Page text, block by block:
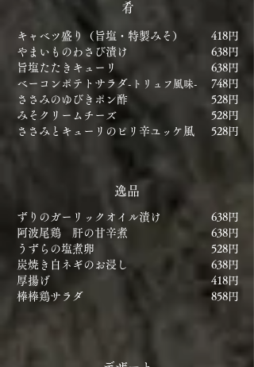
肴
キャベツ盛り（旨塩・特製みそ）
やまいものわさび漬け
旨塩たたきキューリ
ベーコンポテトサラダ-トリュフ風味-
ささみのゆびきポン酢
みそクリームチーズ
ささみとキューリのピリ辛ユッケ風
418円
638円
638円
748円
528円
528円
528円
逸品
​ずりのガーリックオイル漬け
阿波尾鶏 肝の甘辛煮
​うずらの塩煮卵
​炭焼き白ネギのお浸し
​厚揚げ
​棒棒鶏サラダ
638円
638円
528円
638円
418円
​858円